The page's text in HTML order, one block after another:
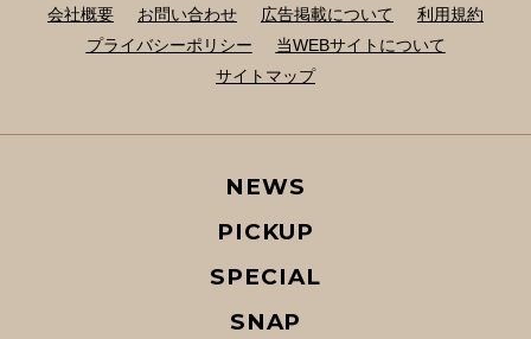
会社概要 お問い合わせ 広告掲載について
利用規約
プライバシーポリシー
当WEBサイトについて
サイトマップ
NEWS
PICKUP
SPECIAL
SNAP